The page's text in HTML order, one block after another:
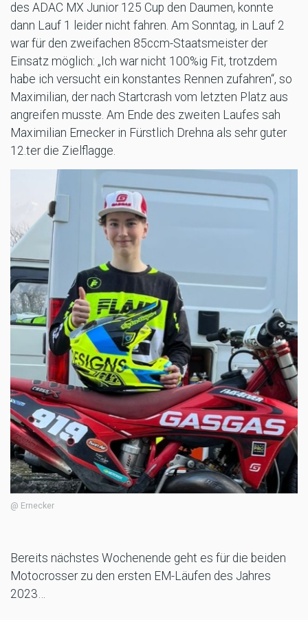
des ADAC MX Junior 125 Cup den Daumen, konnte
dann Lauf 1 leider nicht fahren. Am Sonntag, in Lauf 2
war für den zweifachen 85ccm-Staatsmeister der
Einsatz möglich: „Ich war nicht 100%ig Fit, trotzdem
habe ich versucht ein konstantes Rennen zufahren“, so
Maximilian, der nach Startcrash vom letzten Platz aus
angreifen musste. Am Ende des zweiten Laufes sah
Maximilian Ernecker in Fürstlich Drehna als sehr guter
12.ter die Zielflagge.
@ Ernecker
Bereits nächstes Wochenende geht es für die beiden
Motocrosser zu den ersten EM-Läufen des Jahres
2023…